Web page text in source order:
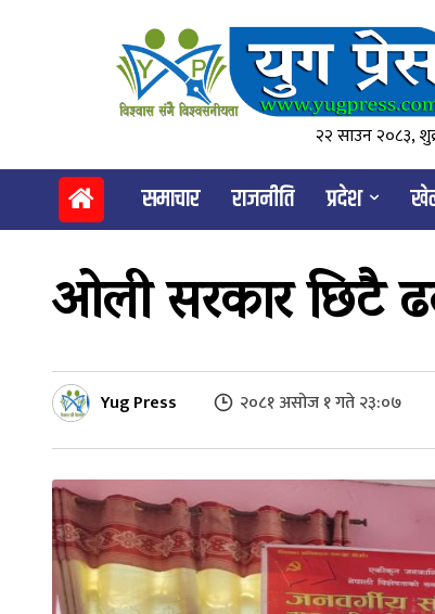
२२ साउन २०८३,
समाचार राजनीति प्रदेश
ओली सरकार छिटै
Yug Press २०८१ असोज १ गते २३:०७